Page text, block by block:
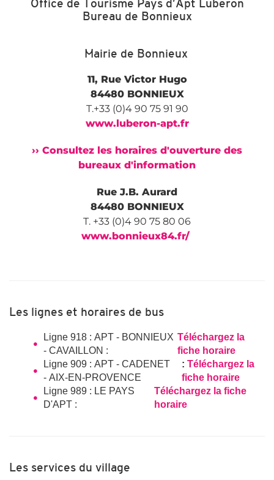
Office de Tourisme Pays d’Apt Luberon
Bureau de Bonnieux
Mairie de Bonnieux
11, Rue Victor Hugo
84480 BONNIEUX
T.+33 (0)4 90 75 91 90
www.luberon-apt.fr
›› Consultez les horaires d'ouverture des
bureaux d'information
Rue J.B. Aurard
84480 BONNIEUX
T. +33 (0)4 90 75 80 06
www.bonnieux84.fr/
Les lignes et horaires de bus
Ligne 918 : APT - BONNIEUX
- CAVAILLON :
Téléchargez la
fiche horaire
Ligne 909 : APT - CADENET
- AIX-EN-PROVENCE
:Téléchargez la
fiche horaire
Ligne 989 : LE PAYS
D'APT :
Téléchargez la fiche
horaire
Les services du village